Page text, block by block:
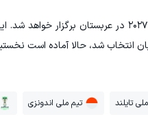
تایلند تیم ملی اندونزی